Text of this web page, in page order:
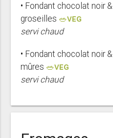
• Fondant chocolat noir &
groseilles 🥗VEG
servi chaud
• Fondant chocolat noir &
mûres 🥗VEG
servi chaud